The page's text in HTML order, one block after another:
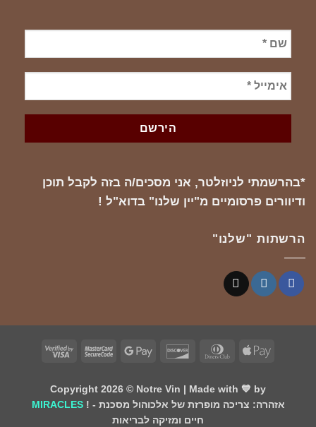
*בהרשמתי לניוזלטר, אני מסכים/ה בזה לקבל תוכן
ודיוורים פרסומיים מ"יין שלנו" בדוא"ל !
הרשתות "שלנו"
Apple
Dinners
Discover
Google
MasterCard
Visa
Copyright 2026 ©Notre Vin| Made with 💙 by
MIRACLES! - אזהרה: צריכה מופרזת של אלכוהול מסכנת
חיים ומזיקה לבריאות